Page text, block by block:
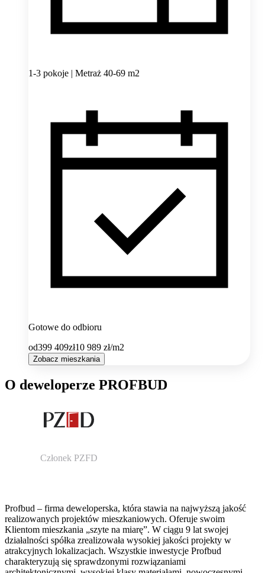
1-3 pokoje | Metraż 40-69 m2
Gotowe do odbioru
od399 409zł10 989 zł/m2
Zobacz mieszkania
O deweloperze PROFBUD
Członek PZFD
Profbud – firma deweloperska, która stawia na najwyższą jakość
realizowanych projektów mieszkaniowych. Oferuje swoim
Klientom mieszkania „szyte na miarę”. W ciągu 9 lat swojej
działalności spółka zrealizowała wysokiej jakości projekty w
atrakcyjnych lokalizacjach. Wszystkie inwestycje Profbud
charakteryzują się sprawdzonymi rozwiązaniami